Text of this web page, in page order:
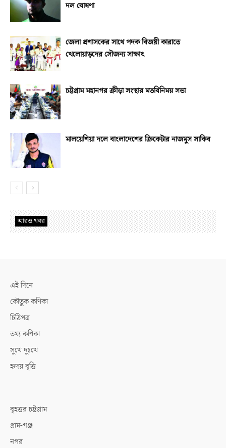
দল ঘোষণা
জেলা প্রশাসকের সাথে পদক বিজয়ী কারাতে
খেলোয়াড়দের সৌজন্য সাক্ষাৎ
চট্টগ্রাম মহানগর ক্রীড়া সংস্থার মতবিনিময় সভা
মালয়েশিয়া দলে বাংলাদেশের ক্রিকেটার নাজমুস সাকিব
আরও খবর
এই দিনে
কৌতুক কণিকা
চিঠিপত্র
তথ্য কণিকা
সুখে দুঃখে
হৃদয় বৃত্তি
বৃহত্তর চট্টগ্রাম
গ্রাম-গঞ্জ
নগর